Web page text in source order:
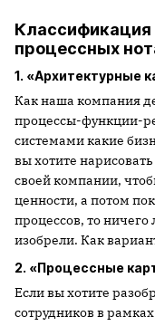
Классификация
процессных
1. «Архитектурные
Как наша компания
процессы-функции-
системами какие
вы хотите
своей компании,
ценности, а потом
процессов, то ничего
изобрели. Как
2. «Процессные
Если вы хотите
сотрудников в